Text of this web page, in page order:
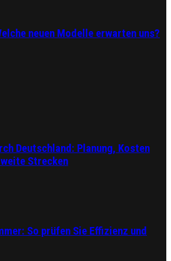
neuen Modelle erwarten uns?
Deutschland: Planung, Kosten
Strecken
So prüfen Sie Effizienz und